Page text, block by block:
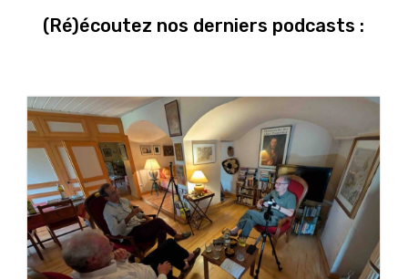
(Ré)écoutez nos derniers podcasts :